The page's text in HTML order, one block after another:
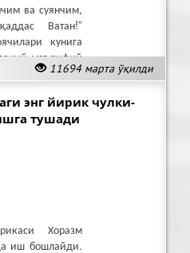
11694 марта ўқилди
ва суянчим,
Ватан!”
кунига
маърифий
ўтмоқда.
энг йирик чулки-
тушади
Хоразм
иш бошлайди.